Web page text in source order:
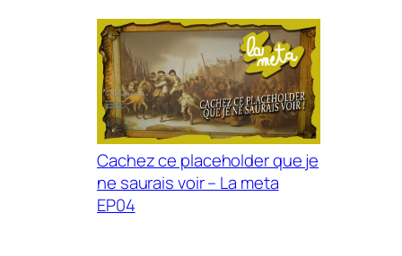
Cachez ce placeholder que je
ne saurais voir – La meta
EP04